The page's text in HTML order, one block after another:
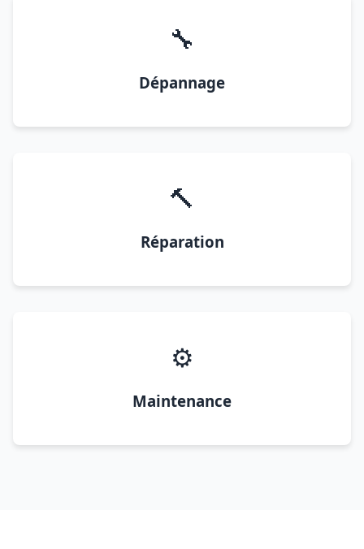
🔧
Dépannage
🔨
Réparation
⚙️
Maintenance